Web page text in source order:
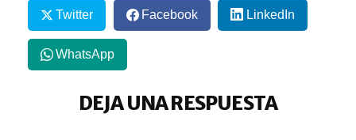
Twitter Facebook LinkedIn
WhatsApp
DEJA UNA RESPUESTA